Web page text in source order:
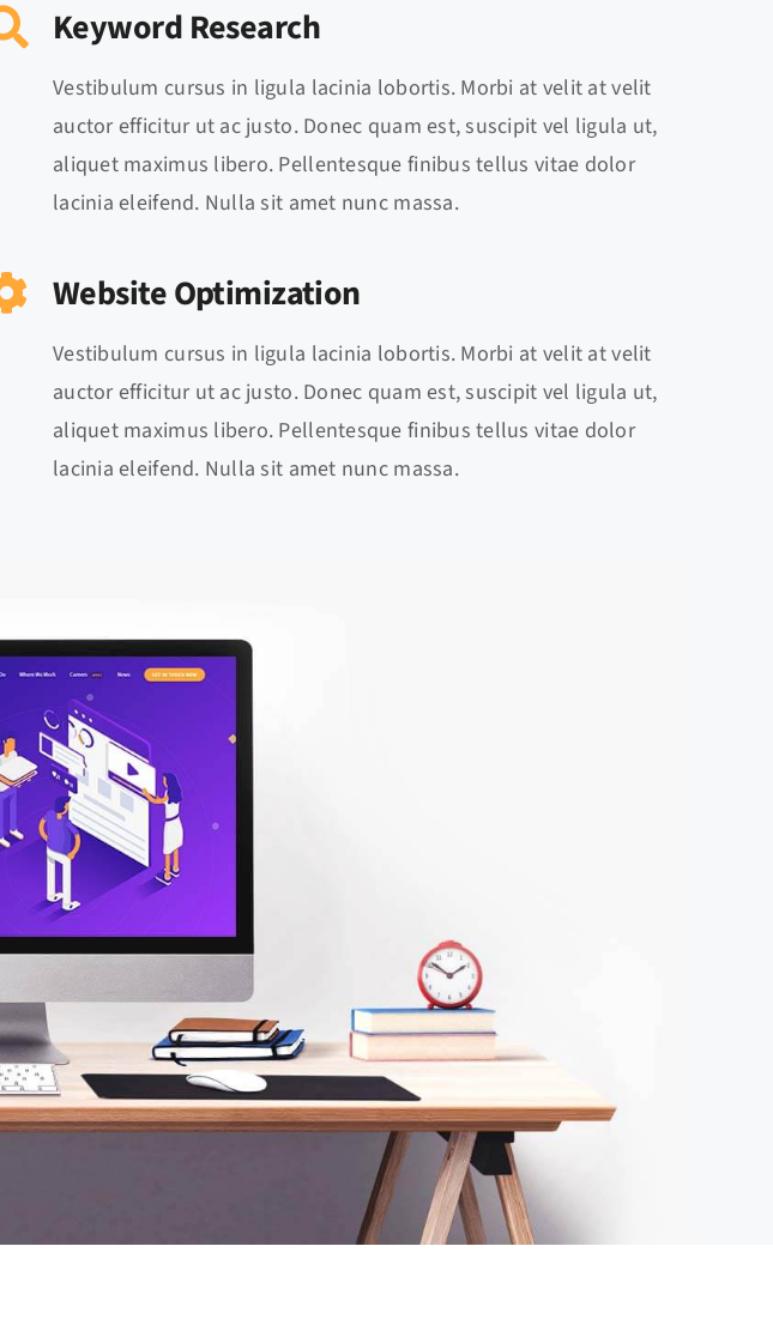
Keyword Research
Vestibulum cursus in ligula lacinia lobortis. Morbi at velit at velit
auctor efficitur ut ac justo. Donec quam est, suscipit vel ligula ut,
aliquet maximus libero. Pellentesque finibus tellus vitae dolor
lacinia eleifend. Nulla sit amet nunc massa.
Website Optimization
Vestibulum cursus in ligula lacinia lobortis. Morbi at velit at velit
auctor efficitur ut ac justo. Donec quam est, suscipit vel ligula ut,
aliquet maximus libero. Pellentesque finibus tellus vitae dolor
lacinia eleifend. Nulla sit amet nunc massa.